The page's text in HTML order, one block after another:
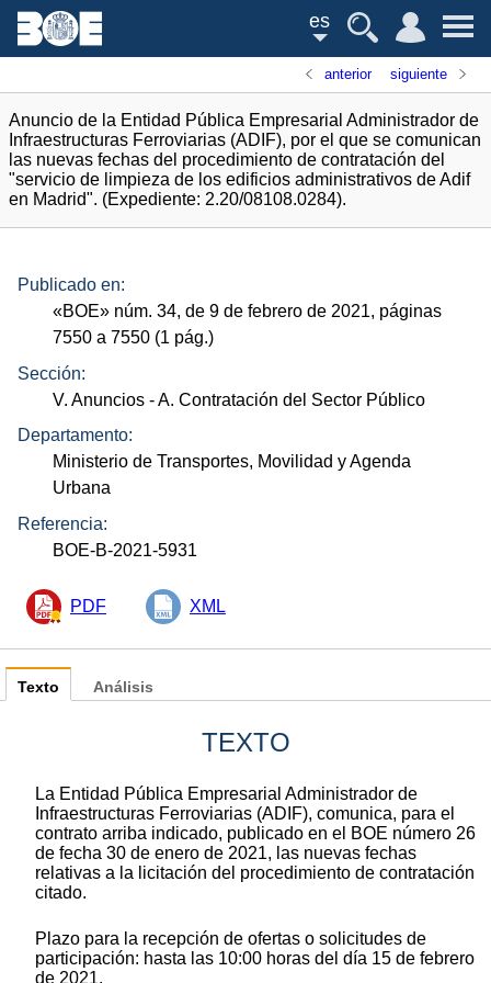
es
anterior siguiente
Anuncio de la Entidad Pública Empresarial Administrador de
Infraestructuras Ferroviarias (ADIF), por el que se comunican
las nuevas fechas del procedimiento de contratación del
"servicio de limpieza de los edificios administrativos de Adif
en Madrid". (Expediente: 2.20/08108.0284).
Publicado en:
«BOE» núm. 34, de 9 de febrero de 2021, páginas
7550 a 7550 (1 pág.)
Sección:
V. Anuncios - A. Contratación del Sector Público
Departamento:
Ministerio de Transportes, Movilidad y Agenda
Urbana
Referencia:
BOE-B-2021-5931
PDF XML
Texto
TEXTO
La Entidad Pública Empresarial Administrador de
Infraestructuras Ferroviarias (ADIF), comunica, para el
contrato arriba indicado, publicado en el BOE número 26
de fecha 30 de enero de 2021, las nuevas fechas
relativas a la licitación del procedimiento de contratación
citado.
Plazo para la recepción de ofertas o solicitudes de
participación: hasta las 10:00 horas del día 15 de febrero
de 2021.
Análisis